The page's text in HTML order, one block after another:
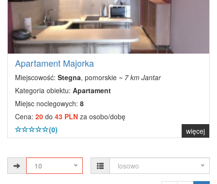
Apartament Majorka
Miejscowość: Stegna, pomorskie ~ 7 km Jantar
Kategoria obiektu: Apartament
Miejsc noclegowych: 8
Cena: 20 do 43 PLN za osobo/dobę
(0)
więcej
10 losowo